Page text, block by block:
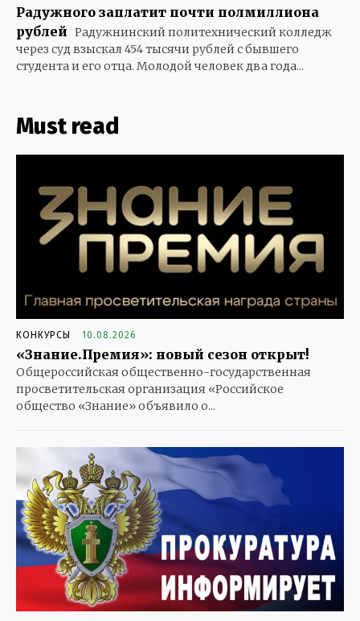
Радужного заплатит почти полмиллиона
рублей Радужнинский политехнический колледж
через суд взыскал 454 тысячи рублей с бывшего
студента и его отца. Молодой человек два года...
Must read
КОНКУРСЫ 10.08.2026
«Знание.Премия»: новый сезон открыт!
Общероссийская общественно-государственная
просветительская организация «Российское
общество «Знание» объявило о...